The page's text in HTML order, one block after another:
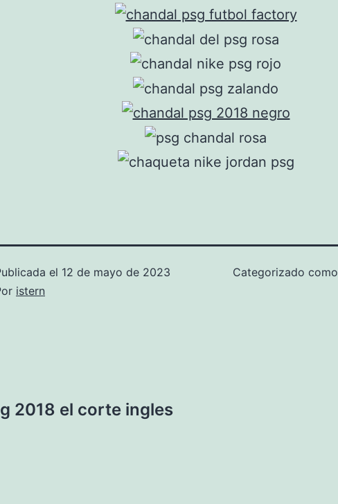
el 12 de mayo de 2023
istern
Categorizado como
2018 el corte ingles